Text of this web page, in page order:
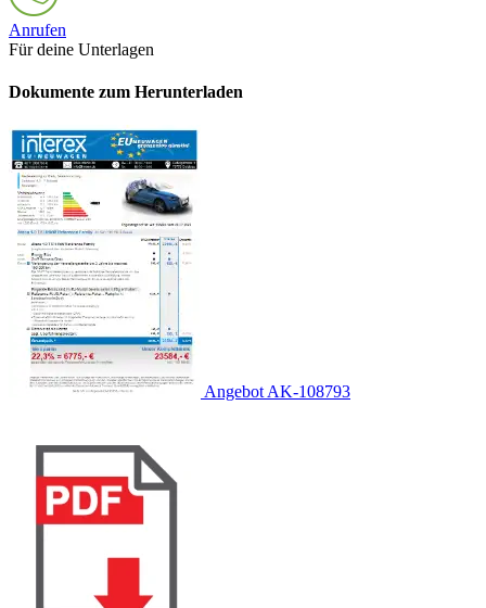
Anrufen
Für deine Unterlagen
Dokumente zum Herunterladen
Angebot AK-108793